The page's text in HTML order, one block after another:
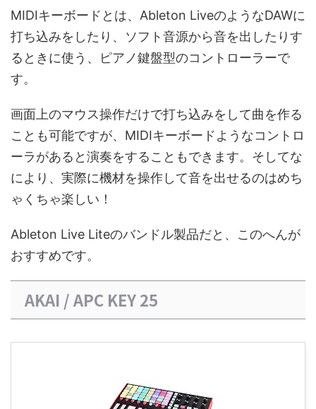
MIDIキーボードとは、Ableton LiveのようなDAWに
打ち込みをしたり、ソフト音源から音を出したりす
るときに使う、ピアノ鍵盤型のコントローラーで
す。
画面上のマウス操作だけで打ち込みをして曲を作る
ことも可能ですが、MIDIキーボードようなコントロ
ーラがあると演奏をすることもできます。そしてな
により、実際に機材を操作して音を出せるのはめち
ゃくちゃ楽しい！
Ableton Live Liteのバンドル製品だと、このへんが
おすすめです。
AKAI / APC KEY 25